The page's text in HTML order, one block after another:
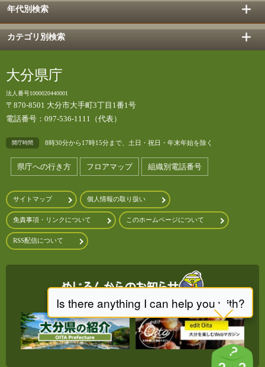
年代別検索
カテゴリ別検索
大分県庁
法人番号1000020440001
〒870-8501 大分市大手町3丁目1番1号
電話番号：097-536-1111（代表）
開庁時間 8時30分から17時15分まで、土日・祝日・年末年始を除く
県庁への行き方 フロアマップ 組織別電話番号
サイトマップ 個人情報の取り扱い
免責事項・リンクについて このホームページについて
RSS配信について